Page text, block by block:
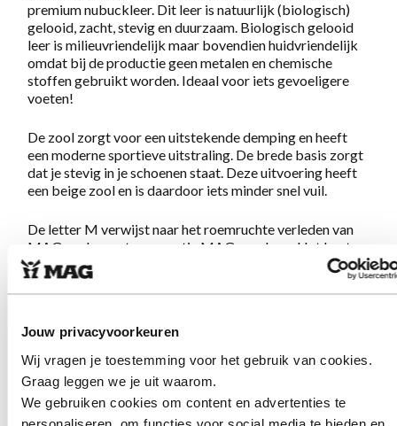
Jouw privacyvoorkeuren
Wij vragen je toestemming voor het gebruik van cookies.
Graag leggen we je uit waarom.
We gebruiken cookies om content en advertenties te
premium nubuckleer. Dit leer is natuurlijk (biologisch)
gelooid, zacht, stevig en duurzaam. Biologisch gelooid
leer is milieuvriendelijk maar bovendien huidvriendelijk
omdat bij de productie geen metalen en chemische
stoffen gebruikt worden. Ideaal voor iets gevoeligere
voeten!
De zool zorgt voor een uitstekende demping en heeft
een moderne sportieve uitstraling. De brede basis zorgt
dat je stevig in je schoenen staat. Deze uitvoering heeft
een beige zool en is daardoor iets minder snel vuil.
De letter M verwijst naar het roemruchte verleden van
MAG en de eerste generatie MAG sneakers. Het beste
van 2 werelden, niet zomaar een gymp, maar een sneaker
die alles biedt wat je van echte MAGs mag verwachten;
geweldig lopen en eigenzinnig design.
Eigenschappen Sympasneaker 4451
Pomegranate/Camel